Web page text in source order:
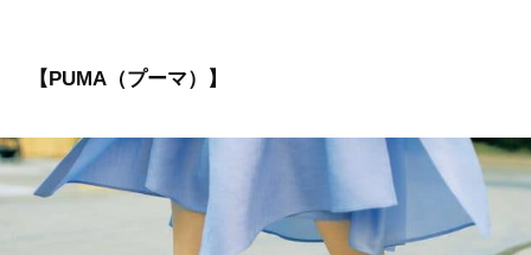
【PUMA（プーマ）】